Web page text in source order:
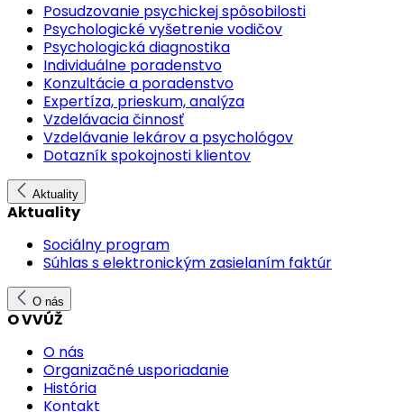
Posudzovanie psychickej spôsobilosti
Psychologické vyšetrenie vodičov
Psychologická diagnostika
Individuálne poradenstvo
Konzultácie a poradenstvo
Expertíza, prieskum, analýza
Vzdelávacia činnosť
Vzdelávanie lekárov a psychológov
Dotazník spokojnosti klientov
Aktuality
Aktuality
Sociálny program
Súhlas s elektronickým zasielaním faktúr
O nás
O VVÚŽ
O nás
Organizačné usporiadanie
História
Kontakt